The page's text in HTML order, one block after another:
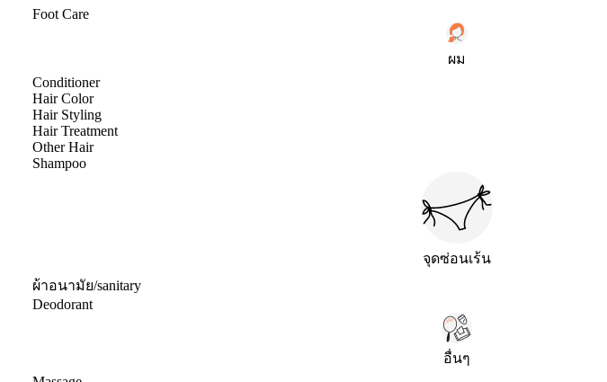
Foot Care
ผม
Conditioner
Hair Color
Hair Styling
Hair Treatment
Other Hair
Shampoo
จุดซ่อนเร้น
ผ้าอนามัย/sanitary
Deodorant
อื่นๆ